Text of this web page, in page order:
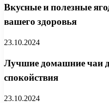
Вкусные и полезные
вашего здоровья
23.10.2024
Лучшие домашние чаи
спокойствия
23.10.2024